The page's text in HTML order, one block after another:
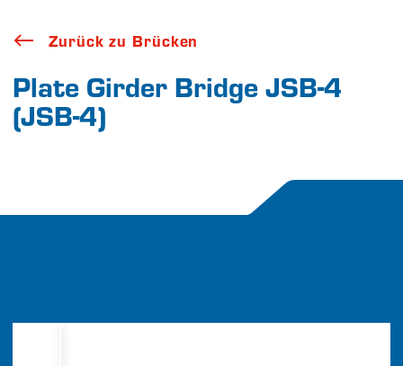
Zurück zu Brücken
Plate Girder Bridge JSB-4
(JSB-4)